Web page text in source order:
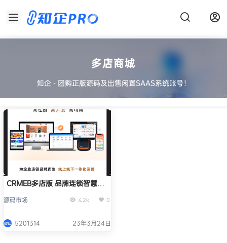
多店商城
知企 - 团购正版源码及出售闲置SAAS系统账号！
CRMEB多店版 品牌连锁智慧零
源码市场 4.2k 0
5201314 23年3月24日